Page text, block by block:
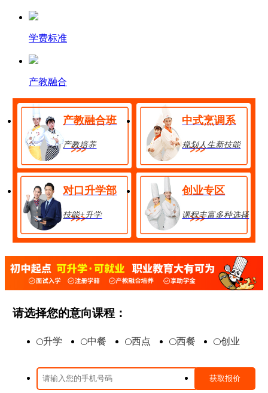
学费标准
产教融合
产教融合班
产教培养
中式烹调系
规划人生新技能
对口升学部
技能+升学
创业专区
课程丰富多种选择
请选择您的意向课程：
升学 中餐 西点 西餐 创业
金典总厨班 28人
时尚西点班23人 享助学金 技能+升学 在线报名
大厨精英班32人 享助学金技能+升学